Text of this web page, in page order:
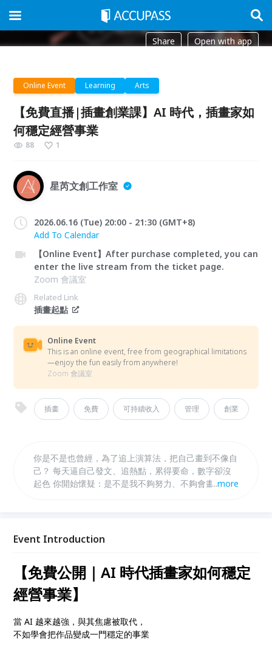
Share Open with app
Online Event Learning Arts
【免費直播|插畫創業課】AI 時代，插畫家如
何穩定經營事業
88 1
星芮文創工作室
2026.06.16 (Tue) 20:00 - 21:30 (GMT+8)
Add To Calendar
【Online Event】After purchase completed, you can
enter the live stream from the ticket page.
Zoom 會議室
Related Link
插畫起點
Online Event
This is an online event, free from geographical limitations
—enjoy the fun easily from anywhere!
Zoom 會議室
插畫 免費 可持續收入 管理 創業
你是不是也曾經，為了追上演算法，把自己畫到不像自
己？ 每天逼自己發文、追熱點，累得要命，數字卻沒
起色 你開始懷疑：是不是我不夠努力、不夠會畫？ 但
你的品牌核心_ ✓插畫接案的報價方式與心法，不再做
...more
Event Introduction
【免費公開｜AI 時代插畫家如何穩定
經營事業】
當 AI 越來越強，與其焦慮被取代，
不如學會把作品變成一門穩定的事業